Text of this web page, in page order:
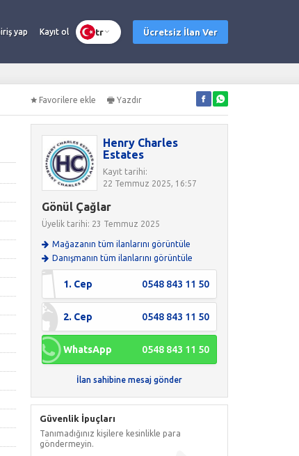
yap Kayıt ol tr Ücretsiz İlan Ver
Favorilere ekle Yazdır
Henry Charles
Estates
Kayıt tarihi:
22 Temmuz 2025, 16:57
Gönül Çağlar
Üyelik tarihi: 23 Temmuz 2025
Mağazanın tüm ilanlarını görüntüle
Danışmanın tüm ilanlarını görüntüle
1. Cep 0548 843 11 50
2. Cep 0548 843 11 50
WhatsApp 0548 843 11 50
İlan sahibine mesaj gönder
Güvenlik İpuçları
Tanımadığınız kişilere kesinlikle para
göndermeyin.